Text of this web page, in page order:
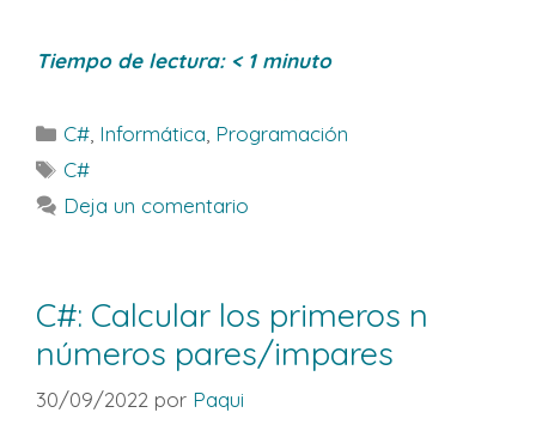
Tiempo de lectura: < 1 minuto
Categorías
C# Informática Programación
Etiquetas
C#
Deja un comentario
C#: Calcular los primeros n
números pares/impares
30/09/2022 por Paqui